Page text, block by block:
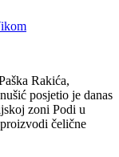
Rakića,
posjetio je danas
zoni Podi u
čelične